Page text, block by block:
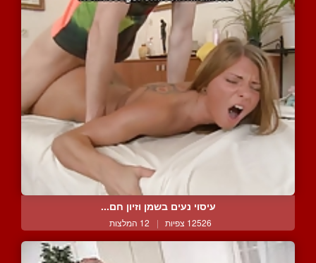
עיסוי נעים בשמן וזיון חם...
12526 צפיות | 12 המלצות